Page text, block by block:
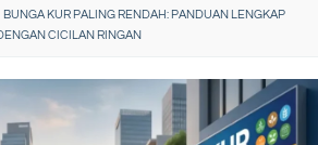
BUNGA KUR PALING RENDAH: PANDUAN LENGKAP
CICILAN RINGAN